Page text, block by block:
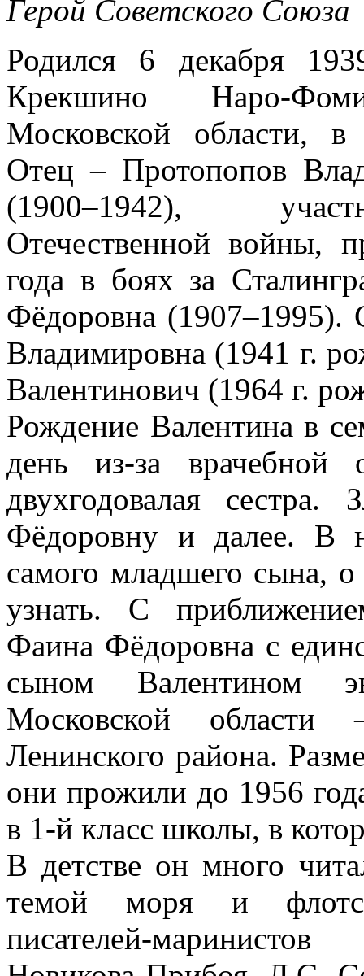
Герой Советского Союза
Родился 6 декабря
Крекшино Наро-
Московской области,
Отец – Протопопов
(1900–1942),
Отечественной войны,
года в боях за
Фёдоровна (1907–1995).
Владимировна (1941 г.
Валентинович (1964 г.
Рождение Валентина в
день из-за врачебной
двухгодовалая
Фёдоровну и далее. В
самого младшего сына,
узнать. С
Фаина Фёдоровна с
сыном Валентином
Московской
Ленинского района.
они прожили до 1956
в 1-й класс школы, в
В детстве он много
темой моря и
писателей-